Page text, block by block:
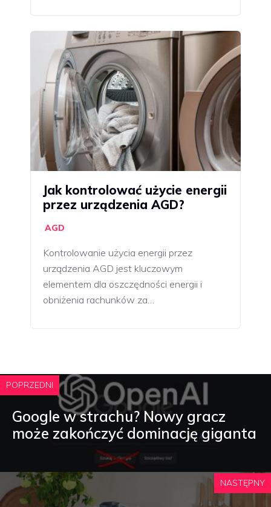
Jak kontrolować użycie energii
przez urządzenia AGD?
AGD
Kontrolowanie użycia energii przez
urządzenia AGD jest kluczowym
elementem dla oszczędności energii i
obniżenia rachunków za…
POPRZEDNI
Google w strachu? Nowy gracz
może zakończyć dominację giganta
NASTĘPNY